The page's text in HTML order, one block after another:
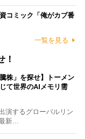
コミック「俺がカブ番
一覧を見る
！
株」を探せ】トーメン
て世界のAIメモリ需
演するグローバルリン
新…